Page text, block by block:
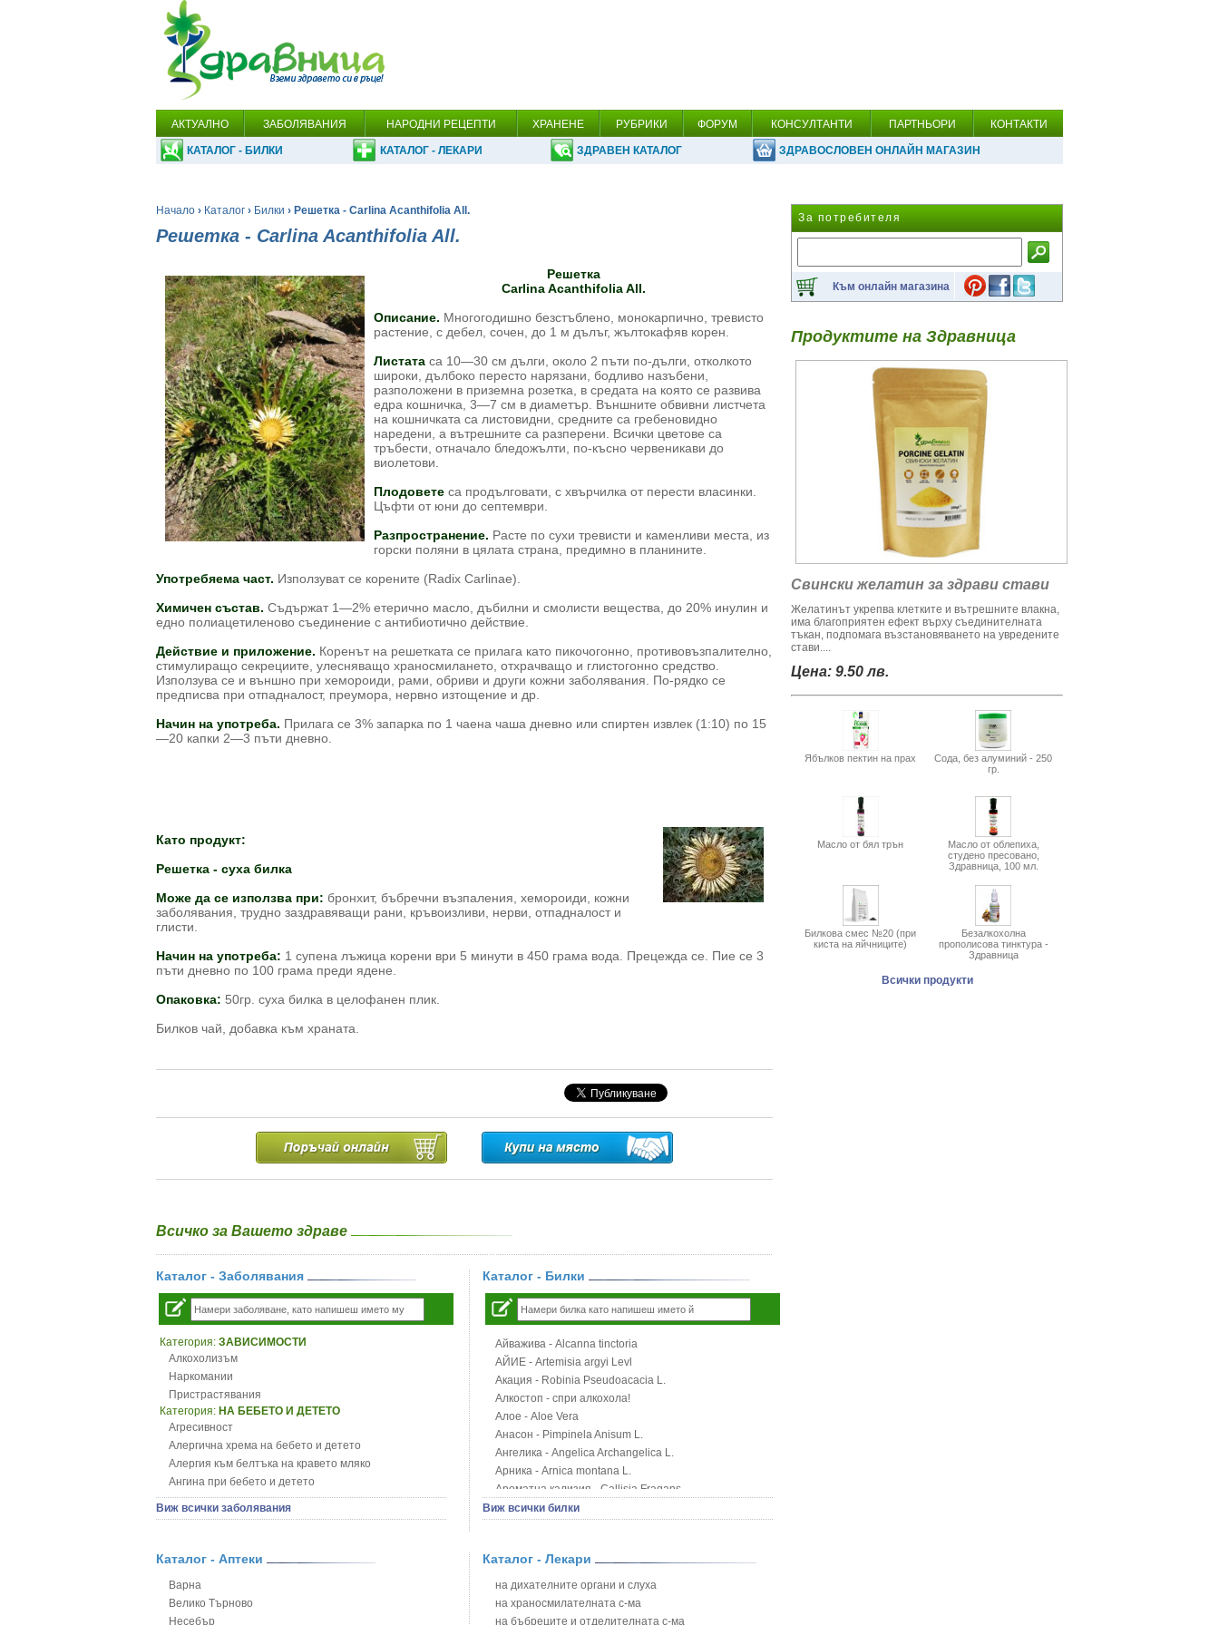
АКТУАЛНО ЗАБОЛЯВАНИЯ НАРОДНИ РЕЦЕПТИ ХРАНЕНЕ РУБРИКИ ФОРУМ КОНСУЛТАНТИ ПАРТНЬОРИ КОНТАКТИ
КАТАЛОГ - БИЛКИ КАТАЛОГ - ЛЕКАРИ ЗДРАВЕН КАТАЛОГ ЗДРАВОСЛОВЕН ОНЛАЙН МАГАЗИН
Начало › Каталог › Билки › Решетка - Carlina Acanthifolia All.
Решетка - Carlina Acanthifolia All.
Решетка
Carlina Acanthifolia All.
Описание. Многогодишно безстъблено, монокарпично, тревисто
растение, с дебел, сочен, до 1 м дълъг, жълтокафяв корен.
Листата са 10—30 см дълги, около 2 пъти по-дълги, отколкото
широки, дълбоко пересто нарязани, бодливо назъбени,
разположени в приземна розетка, в средата на която се развива
едра кошничка, 3—7 см в диаметър. Външните обвивни листчета
на кошничката са листовидни, средните са гребеновидно
наредени, а вътрешните са разперени. Всички цветове са
тръбести, отначало бледожълти, по-късно червеникави до
виолетови.
Плодовете са продълговати, с хвърчилка от перести власинки.
Цъфти от юни до септември.
Разпространение. Расте по сухи тревисти и каменливи места, из
горски поляни в цялата страна, предимно в планините.
Употребяема част. Използуват се корените (Radix Carlinae).
Химичен състав. Съдържат 1—2% етерично масло, дъбилни и смолисти вещества, до 20% инулин и
едно полиацетиленово съединение с антибиотично действие.
Действие и приложение. Коренът на решетката се прилага като пикочогонно, противовъзпалително,
стимулиращо секрециите, улесняващо храносмилането, отхрачващо и глистогонно средство.
Използува се и външно при хемороиди, рами, обриви и други кожни заболявания. По-рядко се
предписва при отпадналост, преумора, нервно изтощение и др.
Начин на употреба. Прилага се 3% запарка по 1 чаена чаша дневно или спиртен извлек (1:10) по 15
—20 капки 2—3 пъти дневно.
Като продукт:
Решетка - суха билка
Може да се използва при: бронхит, бъбречни възпаления, хемороиди, кожни
заболявания, трудно заздравяващи рани, кръвоизливи, нерви, отпадналост и
глисти.
Начин на употреба: 1 супена лъжица корени ври 5 минути в 450 грама вода. Прецежда се. Пие се 3
пъти дневно по 100 грама преди ядене.
Опаковка: 50гр. суха билка в целофанен плик.
Билков чай, добавка към храната.
Всичко за Вашето здраве
Каталог - Заболявания
Категория: ЗАВИСИМОСТИ
Алкохолизъм
Наркомании
Пристрастявания
Категория: НА БЕБЕТО И ДЕТЕТО
Агресивност
Алергична хрема на бебето и детето
Алергия към белтъка на кравето мляко
Ангина при бебето и детето
Анемия при бебето и детето
Апетит - пълни деца
Безапетитие при бебето и детето
Бронхит и пневмония при деца
Варицела
Виж всички заболявания
Каталог - Билки
Айважива - Alcanna tinctoria
АЙИЕ - Artemisia argyi Levl
Акация - Robinia Pseudoacacia L.
Алкостоп - спри алкохола!
Алое - Aloe Vera
Анасон - Pimpinela Anisum L.
Ангелика - Angelica Archangelica L.
Арника - Arnica montana L.
Ароматна кализия - Callisia Fragans
Арония - Sorbus melanocorpa
Блатен аир - Acorus calamus L.
Блатен тъжник - Spirea ulmaria L.
Блян
Бобови шушулки - Phaseolus Vulgaris L.
Виж всички билки
Каталог - Аптеки
Варна
Велико Търново
Несебър
Каталог - Лекари
на дихателните органи и слуха
на храносмилателната с-ма
на бъбреците и отделителната с-ма
За потребителя
Към онлайн магазина
Продуктите на Здравница
Свински желатин за здрави стави
Желатинът укрепва клетките и вътрешните влакна,
има благоприятен ефект върху съединителната
тъкан, подпомага възстановяването на увредените
стави....
Цена: 9.50 лв.
Ябълков пектин на прах
Сода, без алуминий - 250
гр.
Масло от бял трън
Масло от облепиха,
студено пресовано,
Здравница, 100 мл.
Билкова смес №20 (при
киста на яйчниците)
Безалкохолна
прополисова тинктура -
Здравница
Всички продукти